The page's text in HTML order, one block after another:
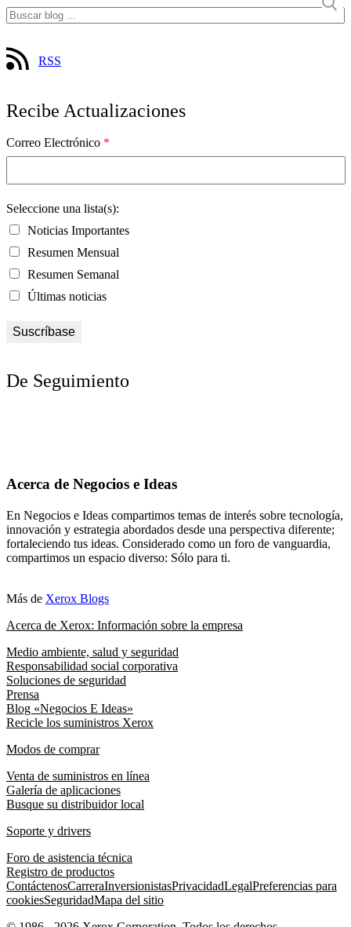
RSS
Recibe Actualizaciones
Correo Electrónico *
Seleccione una lista(s):
Noticias Importantes
Resumen Mensual
Resumen Semanal
Últimas noticias
De Seguimiento
Acerca de Negocios e Ideas
En Negocios e Ideas compartimos temas de interés sobre tecnología,
innovación y estrategia abordados desde una perspectiva diferente;
fortaleciendo tus ideas. Considerado como un foro de vanguardia,
compartimos un espacio diverso: Sólo para ti.
Más de Xerox Blogs
Acerca de Xerox: Información sobre la empresa
Medio ambiente, salud y seguridad
Responsabilidad social corporativa
Soluciones de seguridad
Prensa
Blog «Negocios E Ideas»
Recicle los suministros Xerox
Modos de comprar
Venta de suministros en línea
Galería de aplicaciones
Busque su distribuidor local
Soporte y drivers
Foro de asistencia técnica
Registro de productos
ContáctenosCarreraInversionistasPrivacidadLegalPreferencias para
cookiesSeguridadMapa del sitio